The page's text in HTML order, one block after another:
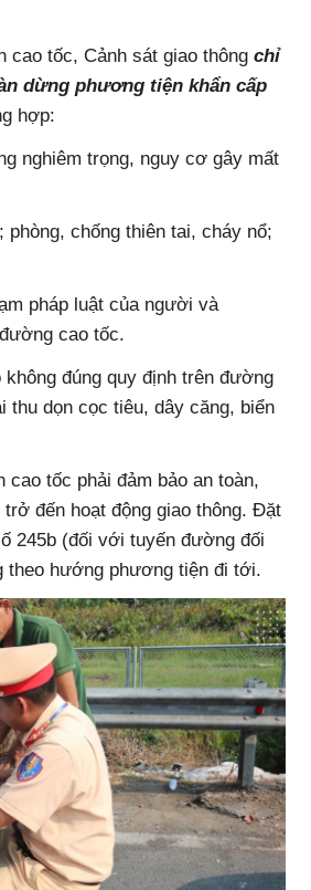
tốc, Cảnh sát giao thông chỉ
dừng phương tiện khẩn cấp
hợp:
nghiêm trọng, nguy cơ gây mất
chống thiên tai, cháy nổ;
pháp luật của người và
cao tốc.
đúng quy định trên đường
thu dọn cọc tiêu, dây căng, biển
tốc phải đảm bảo an toàn,
đến hoạt động giao thông. Đặt
245b (đối với tuyến đường đối
theo hướng phương tiện đi tới.